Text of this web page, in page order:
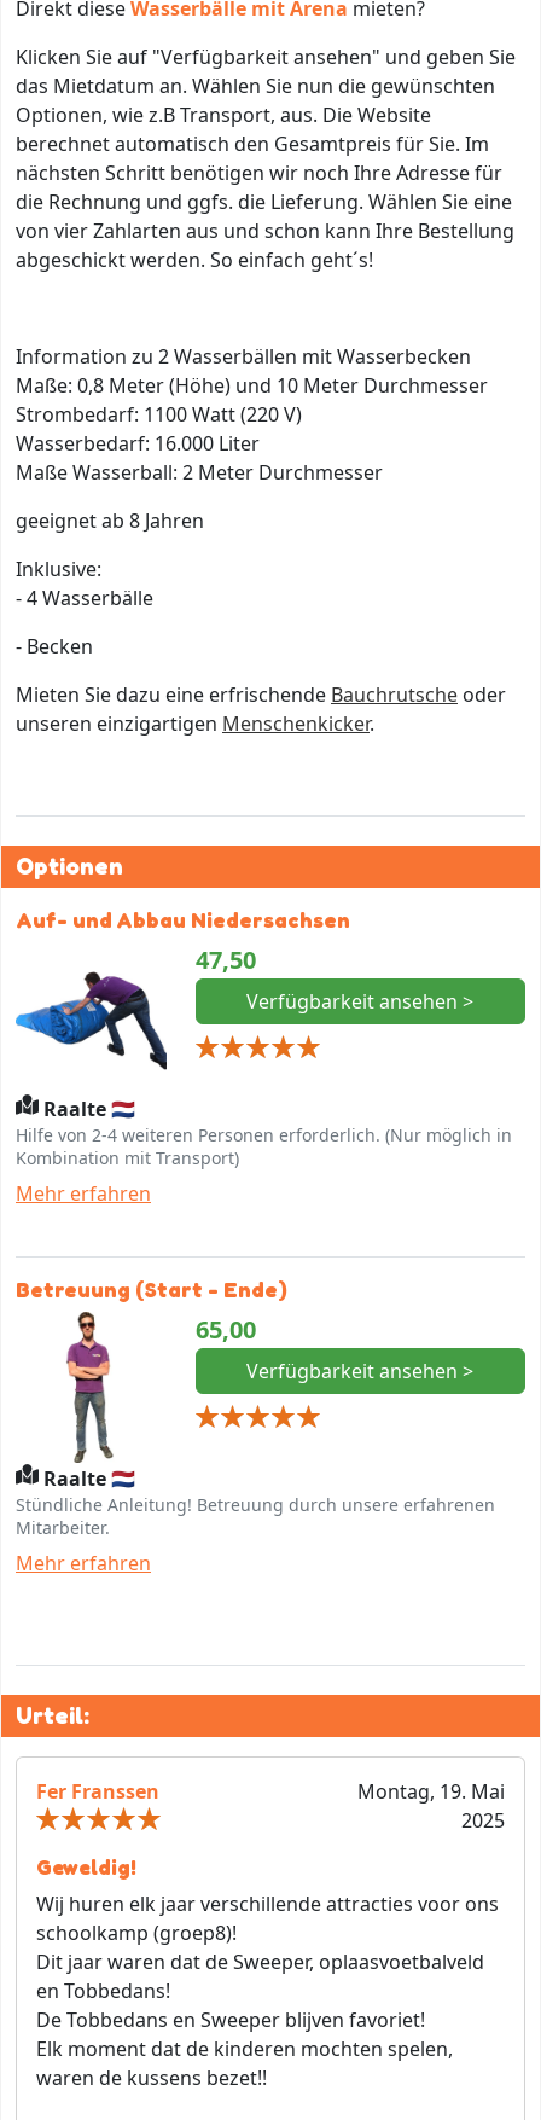
Direkt dieseWasserbälle mit Arena mieten?
Klicken Sie auf "Verfügbarkeit ansehen" und geben Sie
das Mietdatum an. Wählen Sie nun die gewünschten
Optionen, wie z.B Transport, aus. Die Website
berechnet automatisch den Gesamtpreis für Sie. Im
nächsten Schritt benötigen wir noch Ihre Adresse für
die Rechnung und ggfs. die Lieferung. Wählen Sie eine
von vier Zahlarten aus und schon kann Ihre Bestellung
abgeschickt werden. So einfach geht´s!
Information zu 2 Wasserbällen mit Wasserbecken
Maße: 0,8 Meter (Höhe) und 10 Meter Durchmesser
Strombedarf: 1100 Watt (220 V)
Wasserbedarf: 16.000 Liter
Maße Wasserball: 2 Meter Durchmesser
geeignet ab 8 Jahren
Inklusive:
- 4 Wasserbälle
- Becken
Mieten Sie dazu eine erfrischende Bauchrutsche oder
unseren einzigartigen Menschenkicker.
Optionen
Auf- und Abbau Niedersachsen
47,50
Verfügbarkeit ansehen >
Raalte 🇳🇱
Hilfe von 2-4 weiteren Personen erforderlich. (Nur möglich in
Kombination mit Transport)
Mehr erfahren
Betreuung (Start - Ende)
65,00
Verfügbarkeit ansehen >
Raalte 🇳🇱
Stündliche Anleitung! Betreuung durch unsere erfahrenen
Mitarbeiter.
Mehr erfahren
Urteil:
Fer Franssen
Montag, 19. Mai
2025
Geweldig!
Wij huren elk jaar verschillende attracties voor ons
schoolkamp (groep8)!
Dit jaar waren dat de Sweeper, oplaasvoetbalveld
en Tobbedans!
De Tobbedans en Sweeper blijven favoriet!
Elk moment dat de kinderen mochten spelen,
waren de kussens bezet!!